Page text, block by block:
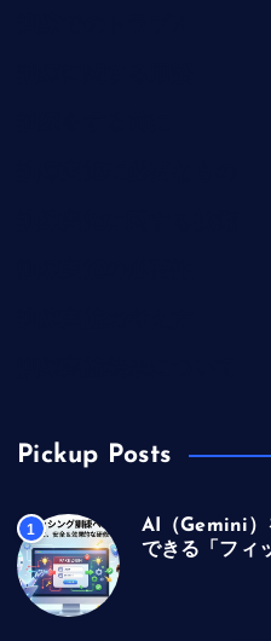
Pickup Posts
1
AI（Gemini）
できる「フィ